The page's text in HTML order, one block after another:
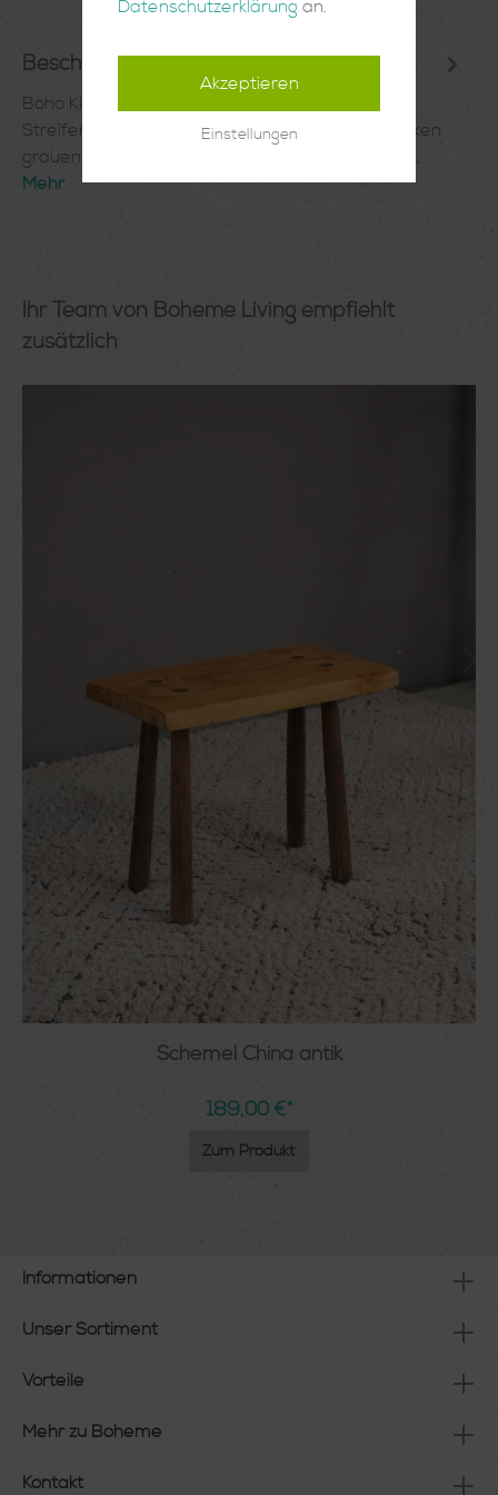
Beschreibung
Boho Kissen handgewebt mit grauen
StreifenHandgewebtes PomPom Kissen mit dicken
grauen Streifen aus Marokko. Von Hand gearbe…
Mehr
Ihr Team von Boheme Living empfiehlt
zusätzlich
Schemel China antik
189,00 €*
Zum Produkt
Informationen
Unser Sortiment
Vorteile
Mehr zu Boheme
Kontakt
Datenschutzerklärung an.
Akzeptieren
Einstellungen